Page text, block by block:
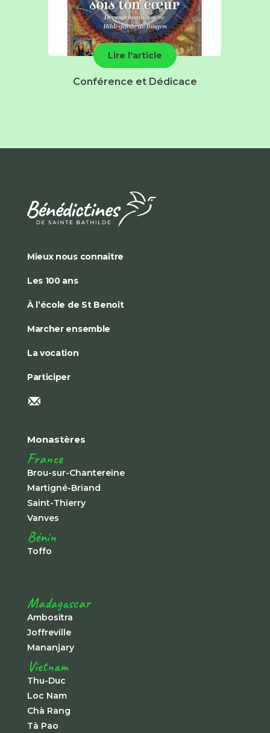
Lire l'article
Conférence et Dédicace
Mieux nous connaître
Les 100 ans
À l’école de St Benoît
Marcher ensemble
La vocation
Participer
Monastères
France
Brou-sur-Chantereine
Martigné-Briand
Saint-Thierry
Vanves
Bénin
Toffo
Madagascar
Ambositra
Joffreville
Mananjary
Vietnam
Thu-Duc
Loc Nam
Chà Rang
Tà Pao